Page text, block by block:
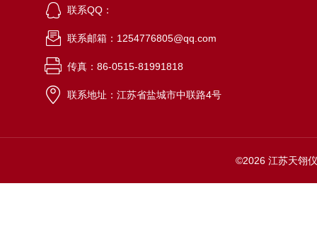
联系QQ：
联系邮箱：1254776805@qq.com
传真：86-0515-81991818
联系地址：江苏省盐城市中联路4号
©2026 江苏天翎